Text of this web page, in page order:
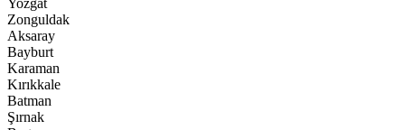
Yozgat
Zonguldak
Aksaray
Bayburt
Karaman
Kırıkkale
Batman
Şırnak